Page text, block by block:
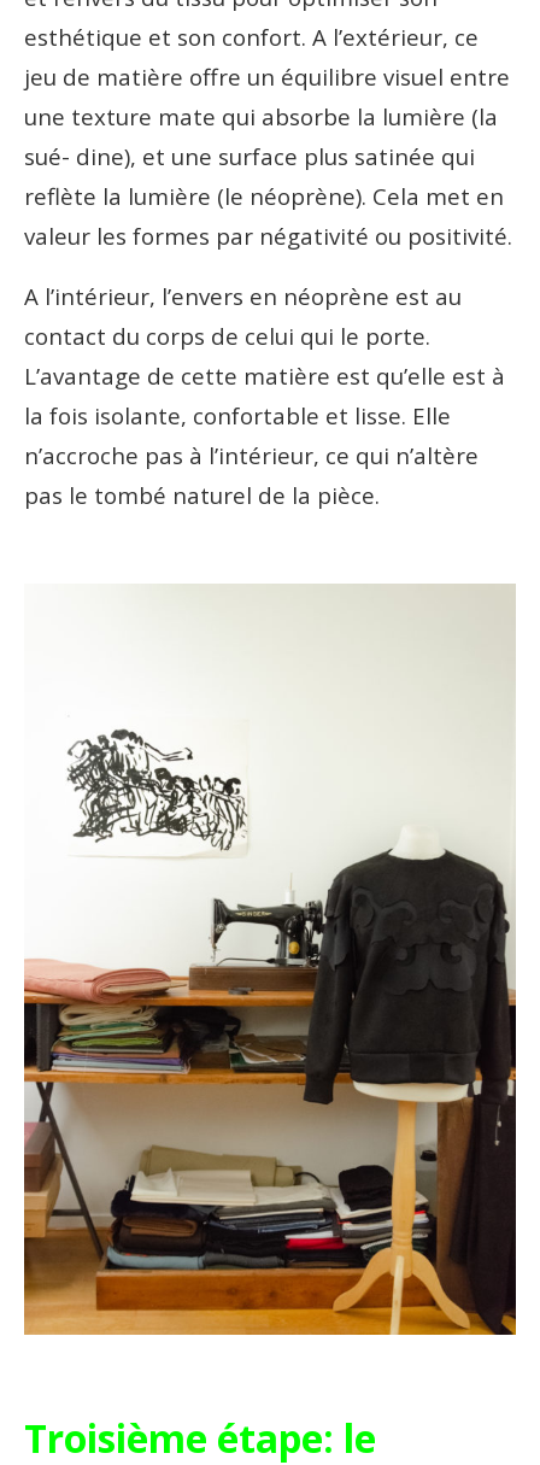
esthétique et son confort. A l’extérieur, ce
jeu de matière offre un équilibre visuel entre
une texture mate qui absorbe la lumière (la
sué- dine), et une surface plus satinée qui
reflète la lumière (le néoprène). Cela met en
valeur les formes par négativité ou positivité.
A l’intérieur, l’envers en néoprène est au
contact du corps de celui qui le porte.
L’avantage de cette matière est qu’elle est à
la fois isolante, confortable et lisse. Elle
n’accroche pas à l’intérieur, ce qui n’altère
pas le tombé naturel de la pièce.
Troisième étape: le